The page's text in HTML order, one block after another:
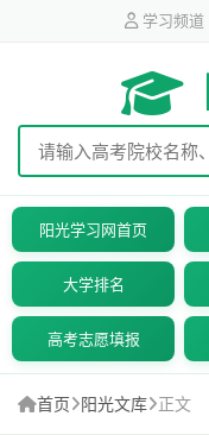
学习频道
阳光学习网首页
大学排名
高考志愿填报
首页 阳光文库 正文